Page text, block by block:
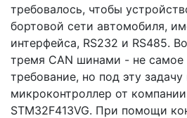
требовалось, чтобы
бортовой сети автомобиля,
интерфейса, RS232 и RS485.
тремя CAN шинами - не самое
требование, но под эту
микроконтроллер от
STM32F413VG. При помощи